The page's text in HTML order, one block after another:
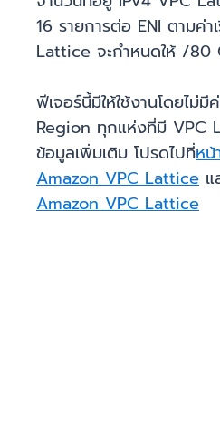
16 รายการต่อ ENI ตามค่
Lattice จะกำหนดให้ /80
ฟีเจอร์นี้มีให้ใช้งานโดยไม่มี
Region ทุกแห่งที่มี VPC
ข้อมูลเพิ่มเติม โปรดไปที่หน้
Amazon VPC Lattice แ
Amazon VPC Lattice